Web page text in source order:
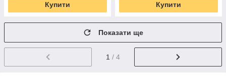
Купити Купити
Показати ще
1 / 4